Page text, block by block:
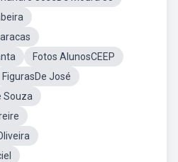
Fotos AlunosCEEP
FigurasDe José
Souza